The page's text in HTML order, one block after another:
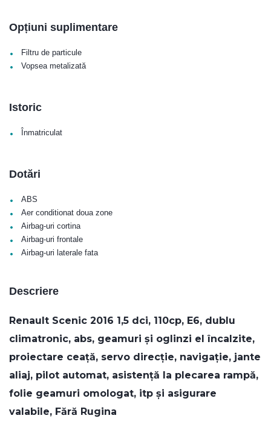
Opțiuni suplimentare
• Filtru de particule
• Vopsea metalizată
Istoric
• Înmatriculat
Dotări
• ABS
• Aer conditionat doua zone
• Airbag-uri cortina
• Airbag-uri frontale
• Airbag-uri laterale fata
Descriere
Renault Scenic 2016 1,5 dci, 110cp, E6, dublu
climatronic, abs, geamuri și oglinzi el încalzite,
proiectare ceață, servo direcție, navigație, jante
aliaj, pilot automat, asistență la plecarea rampă,
folie geamuri omologat, itp și asigurare
valabile, Fără Rugina